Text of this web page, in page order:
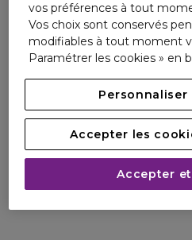
Repair permet de réparer les
soleil, tandis que notre
transpiration. Enrichi d'un
sublime l'éclat naturel de la
tout en offrant une hydratation
Adaptée aux peaux sensibles
apaisante fond parfaitement sur
caractérise par des perles qui
collante, elle constitue une
longue durée et rend votre
vos préférences à tout
Vos choix sont conservés
modifiables à tout moment
Paramétrer les cookies » en
Personnaliser
Accepter les
Accepter